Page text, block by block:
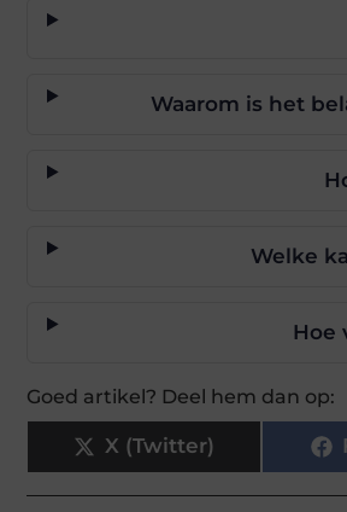
Waarom is het
Welke
Hoe
Goed artikel? Deel hem dan op:
X (Twitter)